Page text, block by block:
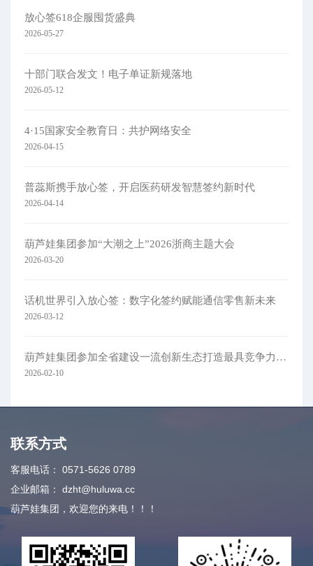
放心签618企服囤货盛典
2026-05-27
十部门联合发文！电子单证新规落地
2026-05-12
4·15国家安全教育日：共护网络安全​
2026-04-15
普蕊斯携手放心签，开启医药研发智慧签约新时代
2026-04-14
葫芦娃集团参加“大潮之上”2026浙商主题大会
2026-03-20
话机世界引入放心签：数字化签约赋能通信零售新未来
2026-03-12
葫芦娃集团参加全省建设一流创新生态打造最具竞争力营商环境大会
2026-02-10
联系方式
客服电话：
0571-5626 0789
企业邮箱：
dzht@huluwa.cc
葫芦娃集团，欢迎您的来电！！！